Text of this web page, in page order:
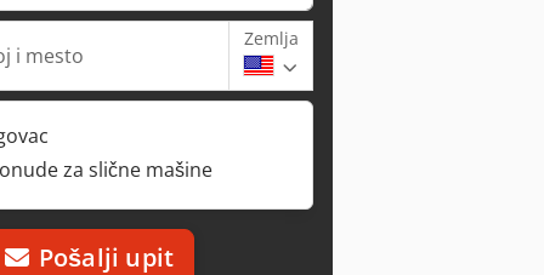
i mesto
Zemlja
za slične mašine
Pošalji upit